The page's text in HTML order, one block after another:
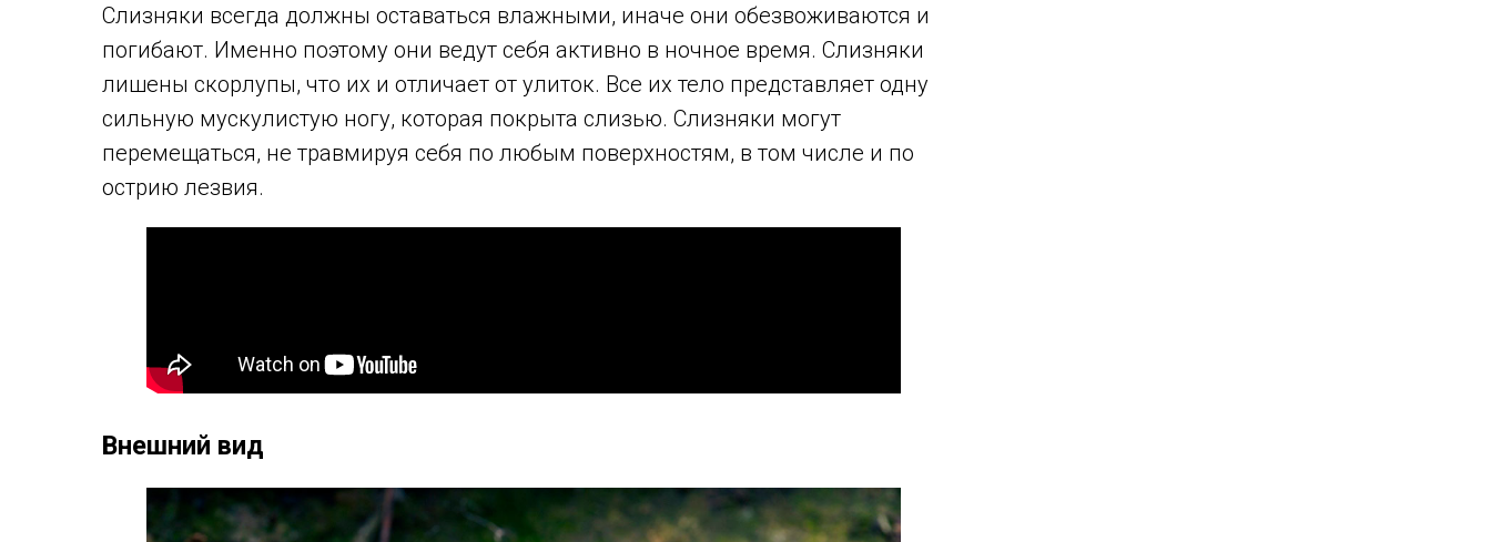
Слизняки всегда должны оставаться влажными, иначе они обезвоживаются и
погибают. Именно поэтому они ведут себя активно в ночное время. Слизняки
лишены скорлупы, что их и отличает от улиток. Все их тело представляет одну
сильную мускулистую ногу, которая покрыта слизью. Слизняки могут
перемещаться, не травмируя себя по любым поверхностям, в том числе и по
острию лезвия.
Внешний вид